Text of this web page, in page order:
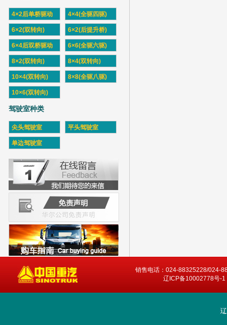
4×2后单桥驱动 4×4(全驱四驱)
6×2(双转向) 6×2(后提升桥)
6×4后双桥驱动 6×6(全驱六驱)
8×2(双转向) 8×4(双转向)
10×4(双转向) 8×8(全驱八驱)
10×6(双转向)
驾驶室种类
尖头驾驶室 平头驾驶室
单边驾驶室
销售电话：024-88325228/024-
辽ICP备10002778号-1